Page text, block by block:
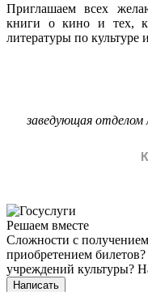
Приглашаем всех
книги о кино и тех,
литературы по культуре
заведующая отделом
Решаем вместе
Сложности с
приобретением
учреждений культуры?
Написать